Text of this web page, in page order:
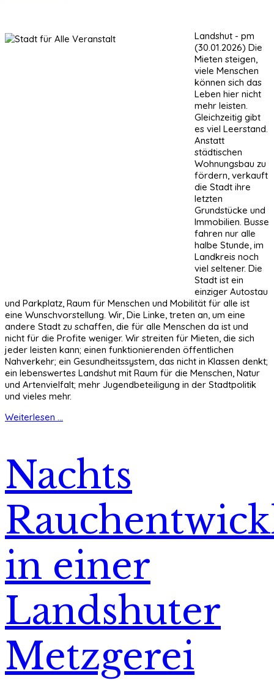
Landshut - pm
(30.01.2026) Die
Mieten steigen,
viele Menschen
können sich das
Leben hier nicht
mehr leisten.
Gleichzeitig gibt
es viel Leerstand.
Anstatt
städtischen
Wohnungsbau zu
fördern, verkauft
die Stadt ihre
letzten
Grundstücke und
Immobilien. Busse
fahren nur alle
halbe Stunde, im
Landkreis noch
viel seltener. Die
Stadt ist ein
einziger Autostau
und Parkplatz, Raum für Menschen und Mobilität für alle ist
eine Wunschvorstellung. Wir, Die Linke, treten an, um eine
andere Stadt zu schaffen, die für alle Menschen da ist und
nicht für die Profite weniger. Wir streiten für Mieten, die sich
jeder leisten kann; einen funktionierenden öffentlichen
Nahverkehr; ein Gesundheitssystem, das nicht in Klassen denkt;
ein lebenswertes Landshut mit Raum für die Menschen, Natur
und Artenvielfalt; mehr Jugendbeteiligung in der Stadtpolitik
und vieles mehr.
Weiterlesen ...
Nachts
in einer
Landshuter
Metzgerei